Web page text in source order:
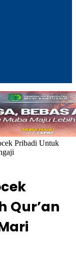
Pribadi Untuk
Qur’an